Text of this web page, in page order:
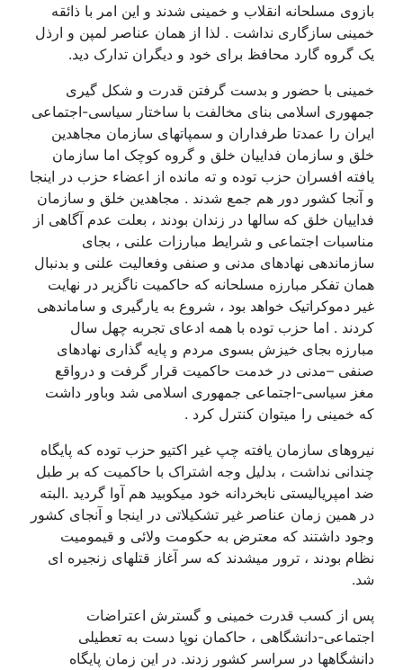
بازوی مسلحانه انقلاب و خمینی شدند و این امر با ذائقه
خمینی سازگاری نداشت . لذا از همان عناصر لمپن و ارذل
یک گروه گارد محافظ برای خود و دیگران تدارک دید.
خمینی با حضور و بدست گرفتن قدرت و شکل گیری
جمهوری اسلامی بنای مخالفت با ساختار سیاسی-اجتماعی
ایران را عمدتا طرفداران و سمپاتهای سازمان مجاهدین
خلق و سازمان فداییان خلق و گروه کوچک اما سازمان
یافته افسران حزب توده و ته مانده از اعضاء حزب در اینجا
و آنجا کشور دور هم جمع شدند . مجاهدین خلق و سازمان
فداییان خلق که سالها در زندان بودند ، بعلت عدم آگاهی از
مناسبات اجتماعی و شرایط مبارزات علنی ، بجای
سازماندهی نهادهای مدنی و صنفی وفعالیت علنی و بدنبال
همان تفکر مبارزه مسلحانه که حاکمیت ناگزیر در نهایت
غیر دموکراتیک خواهد بود ، شروع به یارگیری و ساماندهی
کردند . اما حزب توده با همه ادعای تجربه چهل سال
مبارزه بجای خیزش بسوی مردم و پایه گذاری نهادهای
صنفی –مدنی در خدمت حاکمیت قرار گرفت و درواقع
مغز سیاسی-اجتماعی جمهوری اسلامی شد وباور داشت
که خمینی را میتوان کنترل کرد .
نیروهای سازمان یافته چپ غیر اکتیو حزب توده که پایگاه
چندانی نداشت ، بدلیل وجه اشتراک با حاکمیت که بر طبل
ضد امپریالیستی نابخردانه خود میکوبید هم آوا گردید .البته
در همین زمان عناصر غیر تشکیلاتی در اینجا و آنجای کشور
وجود داشتند که معترض به حکومت ولائی و قیمومیت
نظام بودند ، ترور میشدند که سر آغاز قتلهای زنجیره ای
شد.
پس از کسب قدرت خمینی و گسترش اعتراضات
اجتماعی-دانشگاهی ، حاکمان نوپا دست به تعطیلی
دانشگاهها در سراسر کشور زدند. در این زمان پایگاه